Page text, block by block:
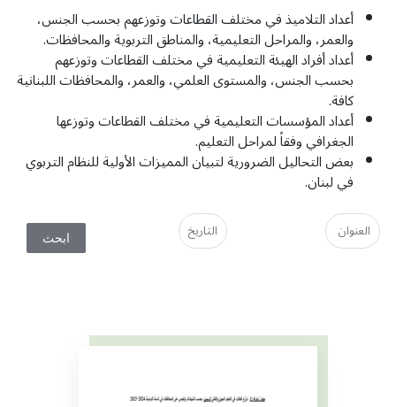
أعداد التلاميذ في مختلف القطاعات وتوزعهم بحسب الجنس،
والعمر، والمراحل التعليمية، والمناطق التربوية والمحافظات.
أعداد أفراد الهيئة التعليمية في مختلف القطاعات وتوزعهم
بحسب الجنس، والمستوى العلمي، والعمر، والمحافظات اللبنانية
كافة.
أعداد المؤسسات التعليمية في مختلف القطاعات وتوزعها
الجغرافي وفقاً لمراحل التعليم.
بعض التحاليل الضرورية لتبيان المميزات الأولية للنظام التربوي
في لبنان.